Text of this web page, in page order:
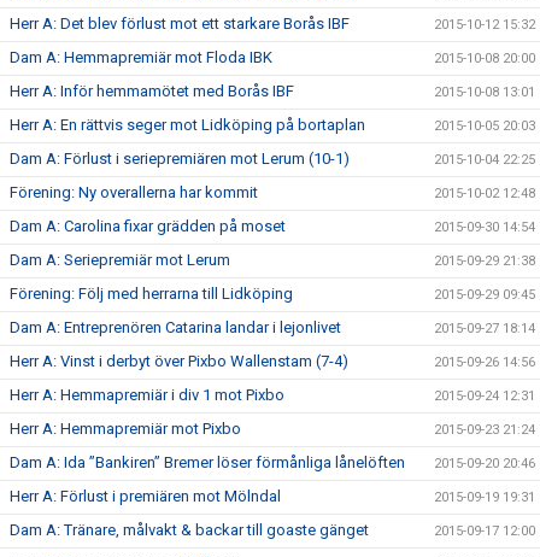
Herr A: Det blev förlust mot ett starkare Borås IBF 2015-10-12 15:32
Dam A: Hemmapremiär mot Floda IBK 2015-10-08 20:00
Herr A: Inför hemmamötet med Borås IBF 2015-10-08 13:01
Herr A: En rättvis seger mot Lidköping på bortaplan 2015-10-05 20:03
Dam A: Förlust i seriepremiären mot Lerum (10-1) 2015-10-04 22:25
Förening: Ny overallerna har kommit 2015-10-02 12:48
Dam A: Carolina fixar grädden på moset 2015-09-30 14:54
Dam A: Seriepremiär mot Lerum 2015-09-29 21:38
Förening: Följ med herrarna till Lidköping 2015-09-29 09:45
Dam A: Entreprenören Catarina landar i lejonlivet 2015-09-27 18:14
Herr A: Vinst i derbyt över Pixbo Wallenstam (7-4) 2015-09-26 14:56
Herr A: Hemmapremiär i div 1 mot Pixbo 2015-09-24 12:31
Herr A: Hemmapremiär mot Pixbo 2015-09-23 21:24
Dam A: Ida ”Bankiren” Bremer löser förmånliga lånelöften 2015-09-20 20:46
Herr A: Förlust i premiären mot Mölndal 2015-09-19 19:31
Dam A: Tränare, målvakt & backar till goaste gänget 2015-09-17 12:00